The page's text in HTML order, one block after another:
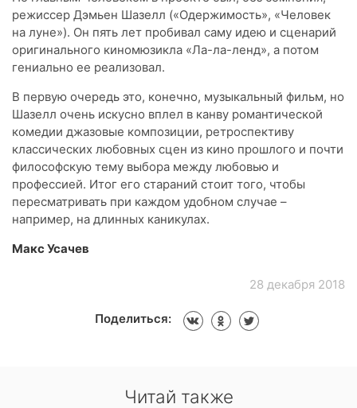
режиссер Дэмьен Шазелл («Одержимость», «Человек
на луне»). Он пять лет пробивал саму идею и сценарий
оригинального киномюзикла «Ла-ла-ленд», а потом
гениально ее реализовал.
В первую очередь это, конечно, музыкальный фильм, но
Шазелл очень искусно вплел в канву романтической
комедии джазовые композиции, ретроспективу
классических любовных сцен из кино прошлого и почти
философскую тему выбора между любовью и
профессией. Итог его стараний стоит того, чтобы
пересматривать при каждом удобном случае –
например, на длинных каникулах.
Макс Усачев
28 декабря 2018
Поделиться:
Читай также